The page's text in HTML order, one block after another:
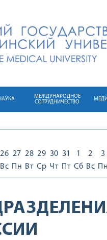
МЕЖДУНАРОДНОЕ
СОТРУДНИЧЕСТВО
26
Вс
27
Пн
28
Вт
29
Ср
30
Чт
31
Пт
1
Сб
2
Вс
3